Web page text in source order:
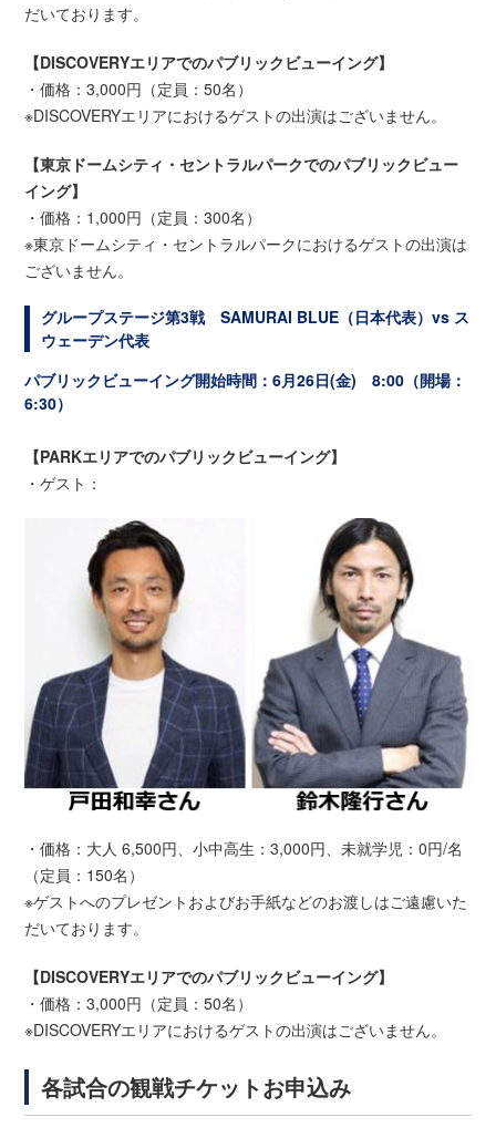
だいております。
【DISCOVERYエリアでのパブリックビューイング】
・価格：3,000円（定員：50名）
※DISCOVERYエリアにおけるゲストの出演はございません。
【東京ドームシティ・セントラルパークでのパブリックビュー
イング】
・価格：1,000円（定員：300名）
※東京ドームシティ・セントラルパークにおけるゲストの出演は
ございません。
グループステージ第3戦 SAMURAI BLUE（日本代表）vs ス
ウェーデン代表
パブリックビューイング開始時間：6月26日(金) 8:00（開場：
6:30）
【PARKエリアでのパブリックビューイング】
・ゲスト：
・価格：大人 6,500円、小中高生：3,000円、未就学児：0円/名
（定員：150名）
※ゲストへのプレゼントおよびお手紙などのお渡しはご遠慮いた
だいております。
【DISCOVERYエリアでのパブリックビューイング】
・価格：3,000円（定員：50名）
※DISCOVERYエリアにおけるゲストの出演はございません。
各試合の観戦チケットお申込み